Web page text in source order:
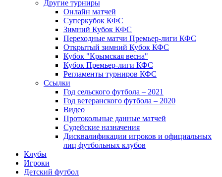
Другие турниры
Онлайн матчей
Суперкубок КФС
Зимний Кубок КФС
Переходные матчи Премьер-лиги КФС
Открытый зимний Кубок КФС
Кубок "Крымская весна"
Кубок Премьер-лиги КФС
Регламенты турниров КФС
Ссылки
Год сельского футбола – 2021
Год ветеранского футбола – 2020
Видео
Протокольные данные матчей
Судейские назначения
Дисквалификации игроков и официальных
лиц футбольных клубов
Клубы
Игроки
Детский футбол